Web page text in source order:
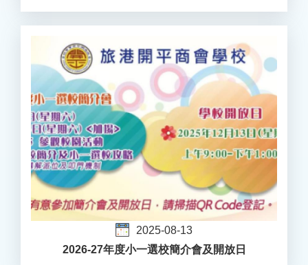
2025-08-13
2026-27年度小一選校簡介會及開放日